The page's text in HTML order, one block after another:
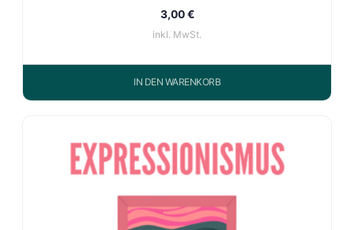
3,00€
inkl. MwSt.
IN DEN WARENKORB